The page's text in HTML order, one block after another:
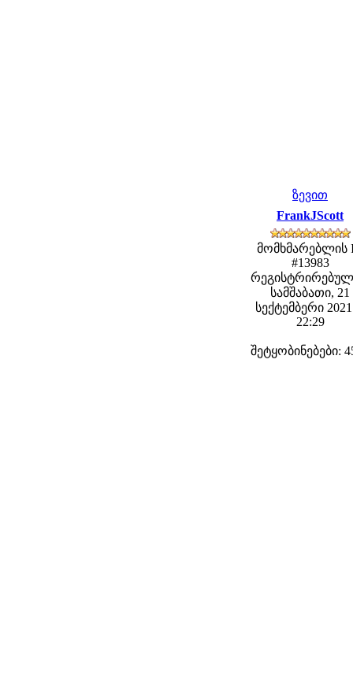
ზევით
FrankJScott
მომხმარებლის
#13983
სამშაბათი, 21
სექტემბერი
22:29
შეტყობინებები: